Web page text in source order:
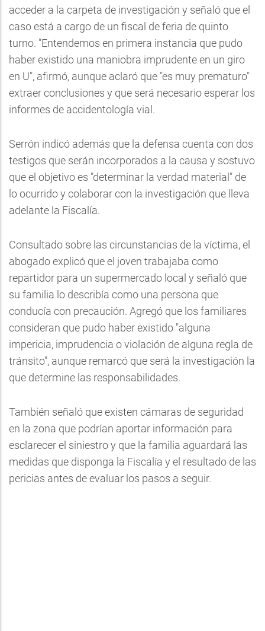
acceder a la carpeta de investigación y señaló que el
caso está a cargo de un fiscal de feria de quinto
turno. "Entendemos en primera instancia que pudo
haber existido una maniobra imprudente en un giro
en U", afirmó, aunque aclaró que "es muy prematuro"
extraer conclusiones y que será necesario esperar los
informes de accidentología vial.
Serrón indicó además que la defensa cuenta con dos
testigos que serán incorporados a la causa y sostuvo
que el objetivo es "determinar la verdad material" de
lo ocurrido y colaborar con la investigación que lleva
adelante la Fiscalía.
Consultado sobre las circunstancias de la víctima, el
abogado explicó que el joven trabajaba como
repartidor para un supermercado local y señaló que
su familia lo describía como una persona que
conducía con precaución. Agregó que los familiares
consideran que pudo haber existido "alguna
impericia, imprudencia o violación de alguna regla de
tránsito", aunque remarcó que será la investigación la
que determine las responsabilidades.
También señaló que existen cámaras de seguridad
en la zona que podrían aportar información para
esclarecer el siniestro y que la familia aguardará las
medidas que disponga la Fiscalía y el resultado de las
pericias antes de evaluar los pasos a seguir.